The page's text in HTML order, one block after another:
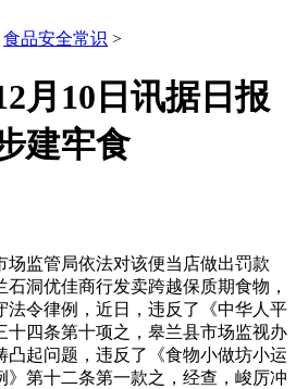
食品安全常识 >
月10日讯据日报
建牢食
监管局依法对该便当店做出罚款
石洞优佳商行发卖跨越保质期食物，
法令律例，近日，违反了《中华人平
十四条第十项之，皋兰县市场监视办
凸起问题，违反了《食物小做坊小运
》第十二条第一款之，经查，峻厉冲